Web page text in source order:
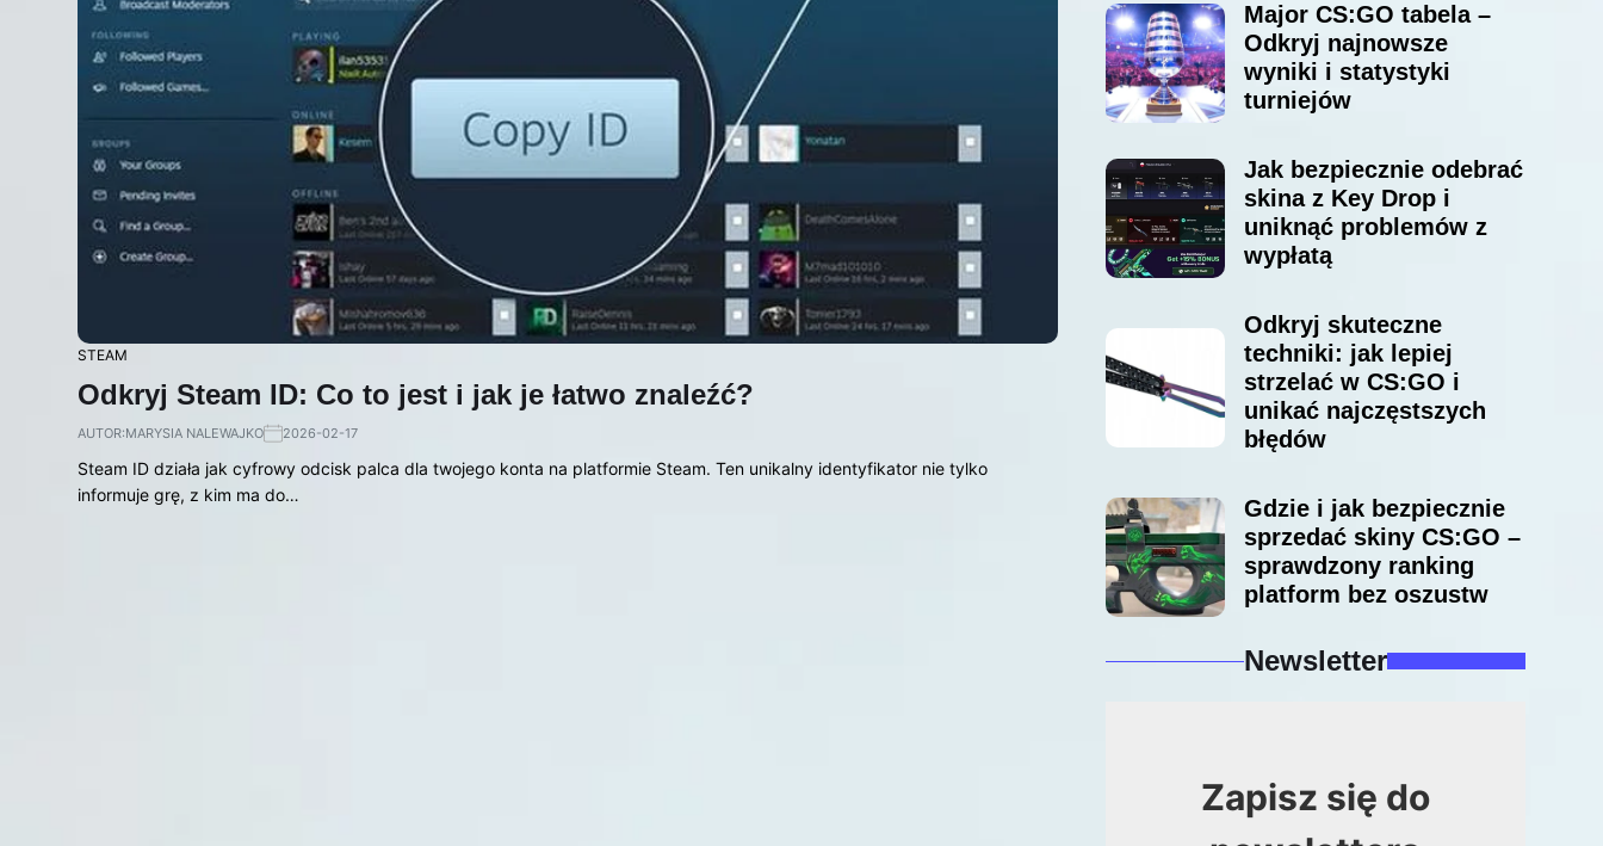
STEAM
Odkryj Steam ID: Co to jest i jak je łatwo znaleźć?
AUTOR:MARYSIA NALEWAJKO 2026-02-17
Steam ID działa jak cyfrowy odcisk palca dla twojego konta na platformie Steam. Ten unikalny identyfikator nie tylko
informuje grę, z kim ma do…
Major CS:GO tabela –
Odkryj najnowsze
wyniki i statystyki
turniejów
Jak bezpiecznie odebrać
skina z Key Drop i
uniknąć problemów z
wypłatą
Odkryj skuteczne
techniki: jak lepiej
strzelać w CS:GO i
unikać najczęstszych
błędów
Gdzie i jak bezpiecznie
sprzedać skiny CS:GO –
sprawdzony ranking
platform bez oszustw
Newsletter
Zapisz się do